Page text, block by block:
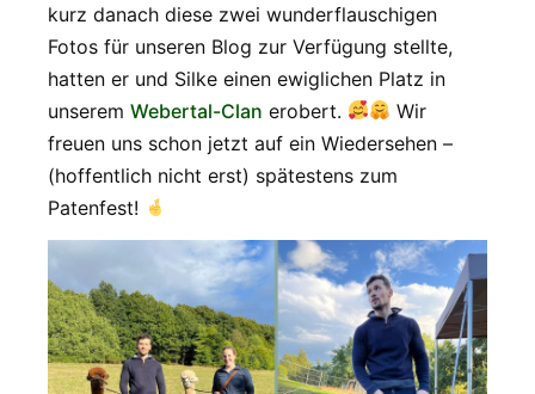
kurz danach diese zwei wunderflauschigen
Fotos für unseren Blog zur Verfügung stellte,
hatten er und Silke einen ewiglichen Platz in
unserem Webertal-Clan erobert.
Wir
freuen uns schon jetzt auf ein Wiedersehen –
(hoffentlich nicht erst) spätestens zum
Patenfest!